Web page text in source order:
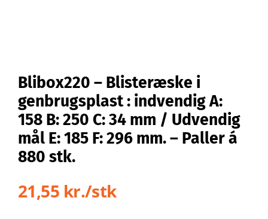
Blibox220 – Blisteræske i
genbrugsplast : indvendig A:
158 B: 250 C: 34 mm / Udvendig
mål E: 185 F: 296 mm. – Paller á
880 stk.
21,55 kr./stk